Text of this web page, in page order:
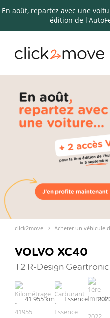
En août, repartez avec une
édition de
click2move Acheter un véhicule
VOLVO XC40
T2 R-Design
41 955 km Essence